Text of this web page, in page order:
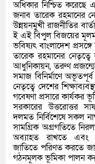
অধিকার নিশ্চিত করেছে
জনাব তারেক রহমানের
উন্নয়নমুখী রাজনীতির
ই এই বিপুল বিজয়ের
ভবিষ্যৎ বাংলাদেশ
তারেক রহমানের নেতৃত্বে
আধুনিকায়ন, তরুণ
সমাজ বিনির্মাণে
নেতৃত্বে দেশের
গবেষণা প্রসারে কার্যকর
সরকারের উত্তরোত্তর
দলমত নির্বিশেষে সকল
সামগ্রিক অগ্রগতিতে
অব্যাহত রাখতে এবং
জাতিতে পরিণত করতে
গঠনমূলক ভূমিকা পালন